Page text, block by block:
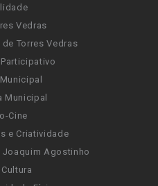
Vedras
Torres Vedras
Municipal
Cine
e Criatividade
Joaquim Agostinho